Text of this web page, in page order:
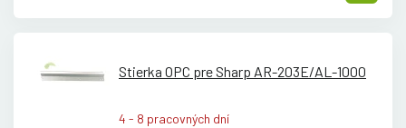
Stierka OPC pre Sharp AR-203E/AL-1000
4 - 8 pracovných dní